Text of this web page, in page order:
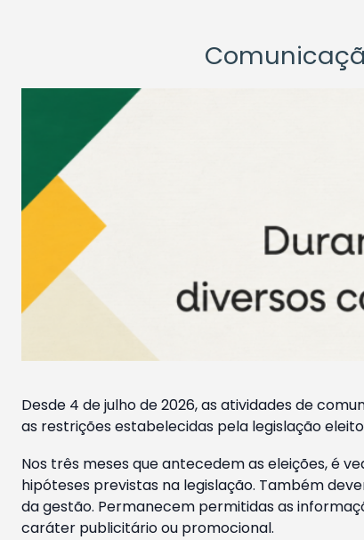
Desde 4 de julho de 2026, as atividades de
as restrições estabelecidas pela legislação
Nos três meses que antecedem as eleições, é
hipóteses previstas na legislação. Também
da gestão. Permanecem permitidas as
caráter publicitário ou promocional.